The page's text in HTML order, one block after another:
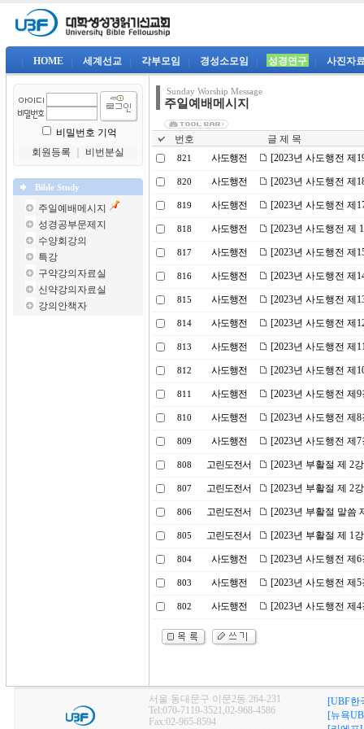
HOME 세계선교 각부모임 경성소모임 성경연구 사진자
비밀번호 기억
회원등록
비번분실
Bible Study
주일예배메시지
성경공부문제지
수양회강의
특강
구약강의자료실
신약강의자료실
강의안책자
Sunday Worship Message
주일예배메시지
번호 글 제 목
821 사도행전 [2023년 사도행전 제
820 사도행전 [2023년 사도행전 제
819 사도행전 [2023년 사도행전 제
818 사도행전 [2023년 사도행전 제
817 사도행전 [2023년 사도행전 제
816 사도행전 [2023년 사도행전 제
815 사도행전 [2023년 사도행전 제
814 사도행전 [2023년 사도행전 제
813 사도행전 [2023년 사도행전 제
812 사도행전 [2023년 사도행전 제
811 사도행전 [2023년 사도행전 제
810 사도행전 [2023년 사도행전 제
809 사도행전 [2023년 사도행전 제
808 고린도전서 [2023년 부활절 제 2
807 고린도전서 [2023년 부활절 제 2
806 고린도전서 [2023년 부활절 말씀
805 고린도전서 [2023년 부활절 제 1
804 사도행전 [2023년 사도행전 제
803 사도행전 [2023년 사도행전 제
802 사도행전 [2023년 사도행전 제
서울 동대문구 이문2동 264-231
Tel:070-7119-3521,02-968-4586
Fax:02-965-8594
[UBF한
[뉴욕